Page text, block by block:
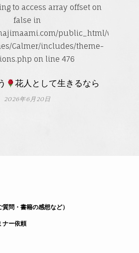
to access array offset on
false in
public_html/wp-
Calmer/includes/theme-
on line 476
花人として生きるなら
2026年6月20日
問・書籍の感想など）
ナー依頼